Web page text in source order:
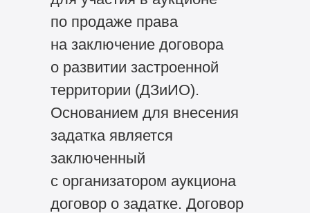
по продаже права
на заключение договора
о развитии застроенной
территории (ДЗиИО).
Основанием для внесения
задатка является
заключенный
с организатором аукциона
договор о задатке. Договор